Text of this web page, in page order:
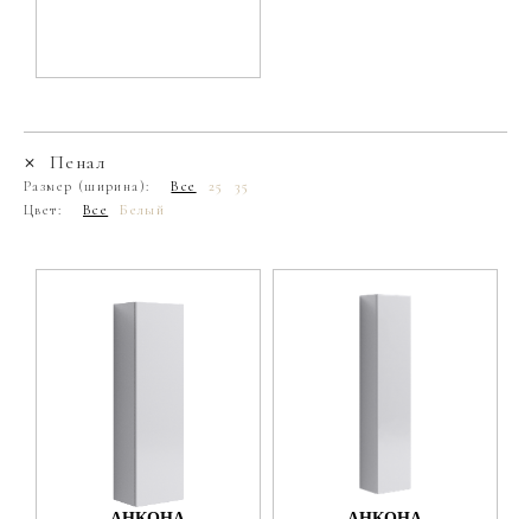
Пенал
Размер (ширина): Все 25
35
Цвет:
Все Белый